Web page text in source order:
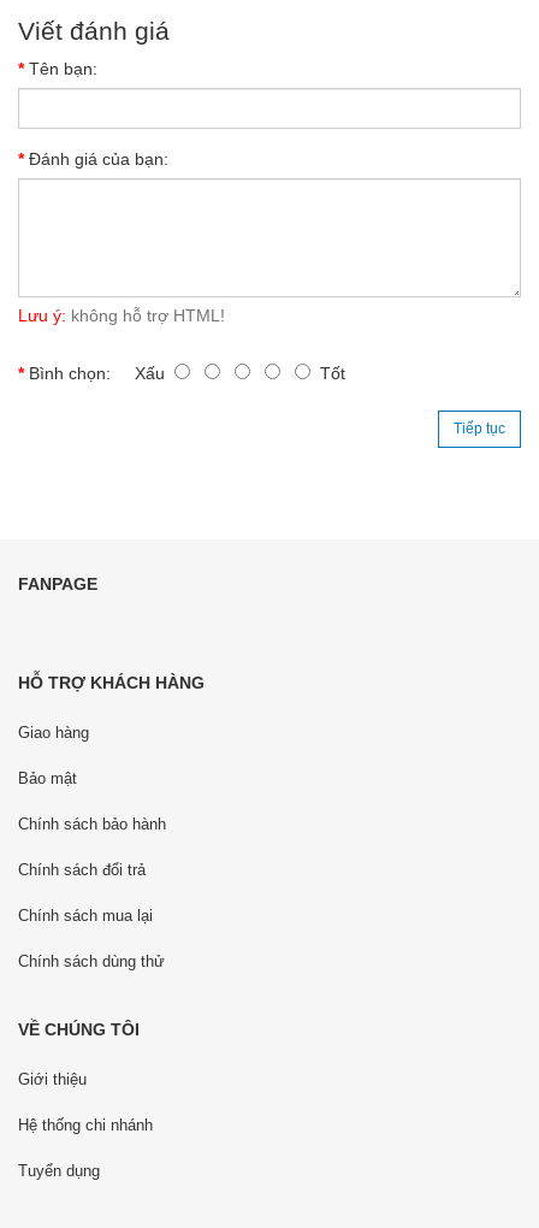
Viết đánh giá
Tên bạn:
Đánh giá của bạn:
Lưu ý: không hỗ trợ HTML!
Bình chọn: Xấu Tốt
Tiếp tục
FANPAGE
HỖ TRỢ KHÁCH HÀNG
Giao hàng
Bảo mật
Chính sách bảo hành
Chính sách đổi trả
Chính sách mua lại
Chính sách dùng thử
VỀ CHÚNG TÔI
Giới thiệu
Hệ thống chi nhánh
Tuyển dụng